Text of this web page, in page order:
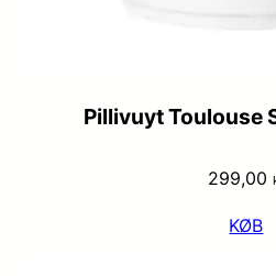
Pillivuyt Toulouse
299,00
KØB